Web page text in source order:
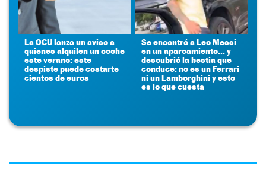
La OCU lanza un aviso a
quienes alquilen un coche
este verano: este
despiste puede costarte
cientos de euros
Se encontró a Leo Messi
en un aparcamiento... y
descubrió la bestia que
conduce: no es un Ferrari
ni un Lamborghini y esto
es lo que cuesta